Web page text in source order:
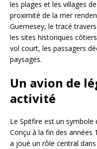
les plages et les villages
proximité de la mer
Guernesey, le tracé
les sites historiques
vol court, les passagers
paysages.
Un avion de
activité
Le Spitfire est un symbole
Conçu à la fin des années
a joué un rôle central dans